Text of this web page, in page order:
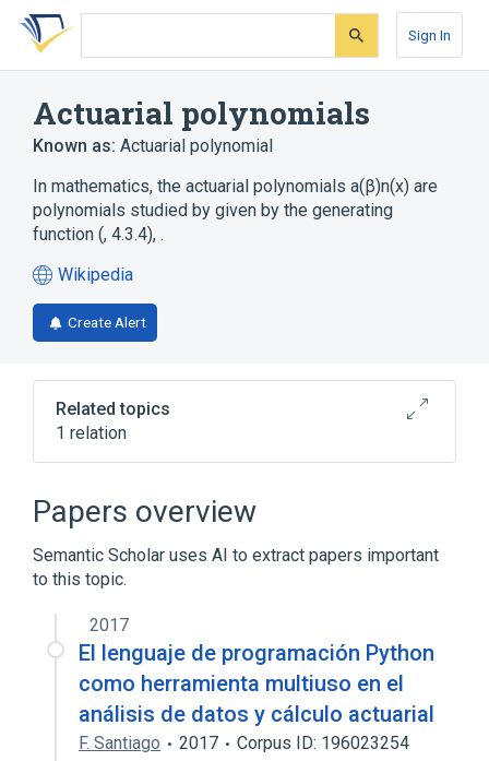
Skip
search
Skip
Skip
account
Sign In
Actuarial polynomials
Known as: Actuarial polynomial
In mathematics, the actuarial polynomials a(β)n(x) are
polynomials studied by given by the generating
function (, 4.3.4), .
Wikipedia
(opens
in
a
tab)
Create Alert
Related topics
1 relation
Umbral calculus
Papers overview
Semantic Scholar uses AI to extract papers important
to this topic.
2017
El lenguaje de programación Python
como herramienta multiuso en el
análisis de datos y cálculo actuarial
F. Santiago 2017 Corpus ID: 196023254